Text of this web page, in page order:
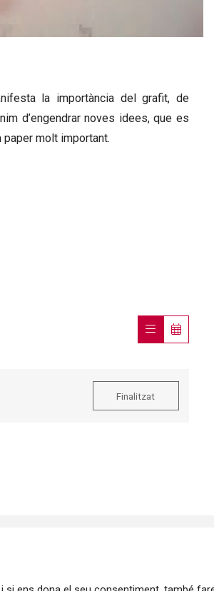
la importància del grafit, de
d’engendrar noves idees, que es
paper molt important.
Finalitzat